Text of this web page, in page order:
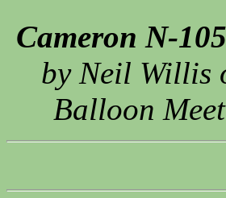
Cameron N-105
by Neil Willis
Balloon